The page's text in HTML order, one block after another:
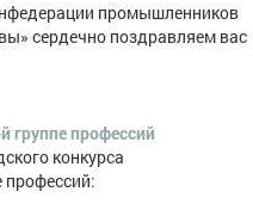
промышленников
сердечно поздравляем вас
профессий
конкурса
профессий: